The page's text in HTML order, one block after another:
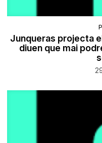
Junqueras projecta
diuen que mai